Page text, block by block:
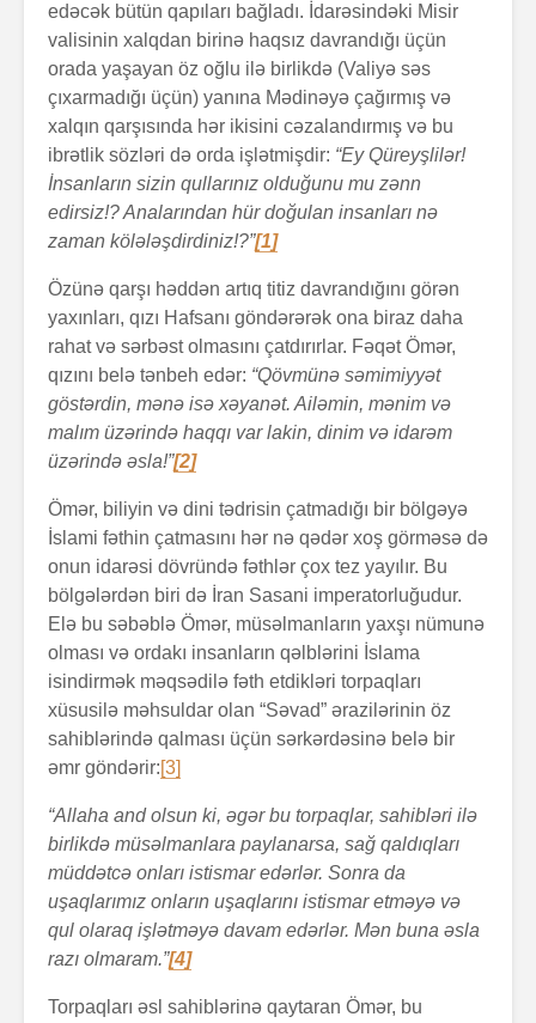
edəcək bütün qapıları bağladı. İdarəsindəki Misir
valisinin xalqdan birinə haqsız davrandığı üçün
orada yaşayan öz oğlu ilə birlikdə (Valiyə səs
çıxarmadığı üçün) yanına Mədinəyə çağırmış və
xalqın qarşısında hər ikisini cəzalandırmış və bu
ibrətlik sözləri də orda işlətmişdir: “Ey Qüreyşlilər!
İnsanların sizin qullarınız olduğunu mu zənn
edirsiz!? Analarından hür doğulan insanları nə
zaman kölələşdirdiniz!?”[1]
Özünə qarşı həddən artıq titiz davrandığını görən
yaxınları, qızı Hafsanı göndərərək ona biraz daha
rahat və sərbəst olmasını çatdırırlar. Fəqət Ömər,
qızını belə tənbeh edər: “Qövmünə səmimiyyət
göstərdin, mənə isə xəyanət. Ailəmin, mənim və
malım üzərində haqqı var lakin, dinim və idarəm
üzərində əsla!”[2]
Ömər, biliyin və dini tədrisin çatmadığı bir bölgəyə
İslami fəthin çatmasını hər nə qədər xoş görməsə də
onun idarəsi dövründə fəthlər çox tez yayılır. Bu
bölgələrdən biri də İran Sasani imperatorluğudur.
Elə bu səbəblə Ömər, müsəlmanların yaxşı nümunə
olması və ordakı insanların qəlblərini İslama
isindirmək məqsədilə fəth etdikləri torpaqları
xüsusilə məhsuldar olan “Səvad” ərazilərinin öz
sahiblərində qalması üçün sərkərdəsinə belə bir
əmr göndərir:[3]
“Allaha and olsun ki, əgər bu torpaqlar, sahibləri ilə
birlikdə müsəlmanlara paylanarsa, sağ qaldıqları
müddətcə onları istismar edərlər. Sonra da
uşaqlarımız onların uşaqlarını istismar etməyə və
qul olaraq işlətməyə davam edərlər. Mən buna əsla
razı olmaram.”[4]
Torpaqları əsl sahiblərinə qaytaran Ömər, bu